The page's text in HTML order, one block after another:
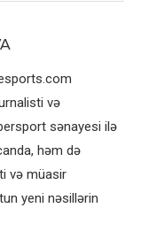
və
sənayesi ilə
həm də
və müasir
yeni nəsillərin